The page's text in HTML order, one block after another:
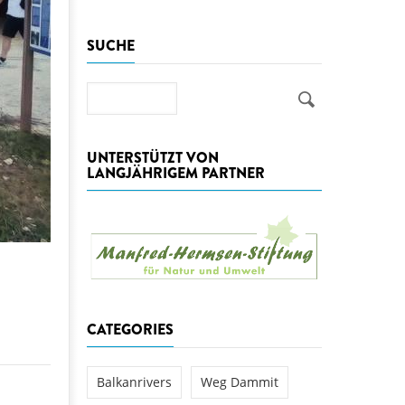
Ulog verursacht
DAMMIT
für den Kamp: Aus für
im Kamptal
SUCHE
UNTERSTÜTZT VON
LANGJÄHRIGEM PARTNER
CATEGORIES
Balkanrivers Weg Dammit